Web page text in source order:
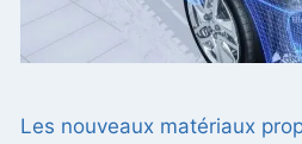
Les nouveaux matériaux